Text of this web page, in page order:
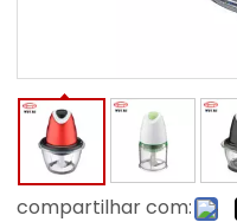
compartilhar com: